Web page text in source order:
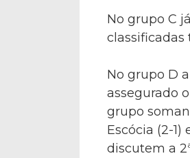
No grupo C
classificadas
No grupo D
assegurado
grupo
Escócia (2-
discutem a